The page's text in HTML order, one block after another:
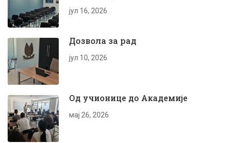
јул 16, 2026
Дозвола за рад
јул 10, 2026
Од учионице до Академије
мај 26, 2026